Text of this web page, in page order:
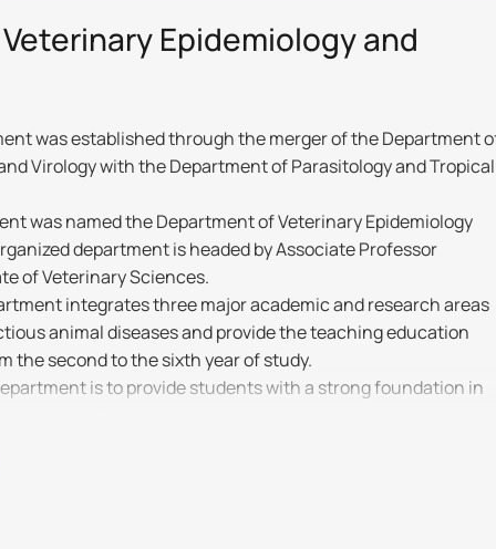
Epidemiology and
was established through the merger of the Department
Virology with the Department of Parasitology and Tropical
was named the Department of Veterinary Epidemiology
department is headed by Associate Professor
of Veterinary Sciences.
integrates three major academic and research areas
animal diseases and provide the teaching education
the second to the sixth year of study.
is to provide students with a strong foundation in
aspects of microbiology, virology and biotechnology,
to train highly qualified specialists at the levels of
(PhD), and Doctor of Science; to conduct research on